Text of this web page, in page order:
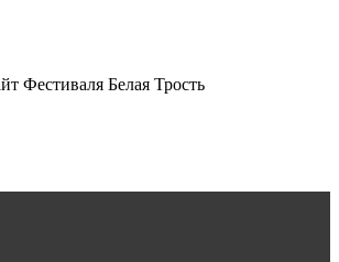
Фестиваля Белая Трость